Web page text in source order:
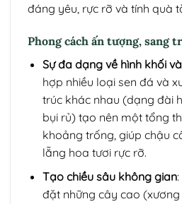
đáng yêu, rực rỡ và tính quà
Phong cách ấn tượng, sang
Sự đa dạng về hình khối
hợp nhiều loại sen đá và
trúc khác nhau (dạng đài
bụi rủ) tạo nên một tổng
khoảng trống, giúp chậu
lẵng hoa tươi rực rỡ.
Tạo chiều sâu không gian
đặt những cây cao